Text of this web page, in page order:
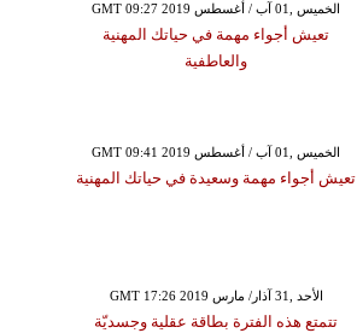
GMT 09:27 2019 الخميس ,01 آب / أغسطس
تعيش أجواء مهمة في حياتك المهنية
والعاطفية
GMT 09:41 2019 الخميس ,01 آب / أغسطس
تعيش أجواء مهمة وسعيدة في حياتك المهنية
GMT 17:26 2019 الأحد ,31 آذار/ مارس
تتمتع هذه الفترة بطاقة عقلية وجسديّة